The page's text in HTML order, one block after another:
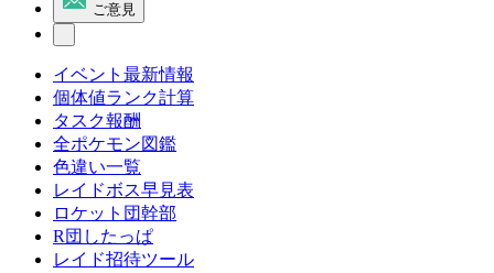
ご意見
イベント最新情報
個体値ランク計算
タスク報酬
全ポケモン図鑑
色違い一覧
レイドボス早見表
ロケット団幹部
R団したっぱ
レイド招待ツール